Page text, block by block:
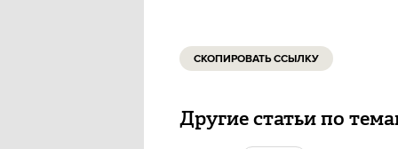
СКОПИРОВАТЬ ССЫЛКУ
Другие статьи по